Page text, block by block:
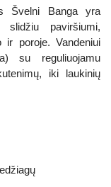
Švelni Banga yra
paviršiumi,
ir poroje. Vandeniui
su reguliuojamu
iki laukinių